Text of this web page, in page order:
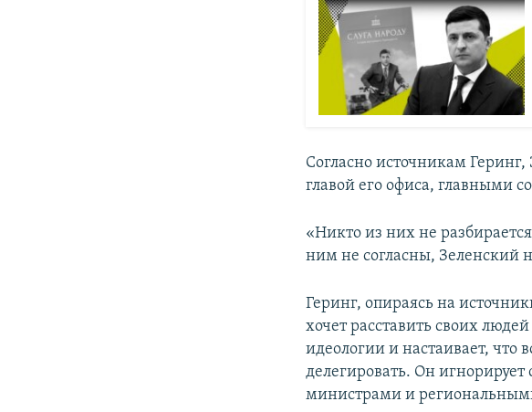
Согласно источникам
главой его офиса, главными
«Никто из них не
ним не согласны, Зеленский
Геринг, опираясь на
хочет расставить своих
идеологии и настаивает, что
делегировать. Он игнорирует
министрами и